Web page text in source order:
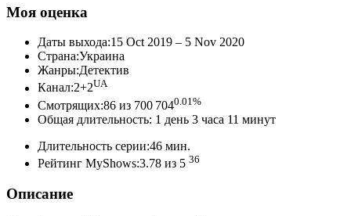
Моя оценка
Даты выхода:15 Oct 2019 – 5 Nov 2020
Страна:Украина
Жанры:Детектив
Канал:2+2UA
Смотрящих:86 из 700 7040.01%
Общая длительность: 1 день 3 часа 11 минут
Длительность серии:46 мин.
Рейтинг MyShows:3.78 из 5 36
Описание